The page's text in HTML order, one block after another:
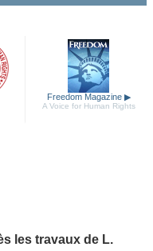
Freedom Magazine ▶
A Voice for Human Rights
les travaux de L.